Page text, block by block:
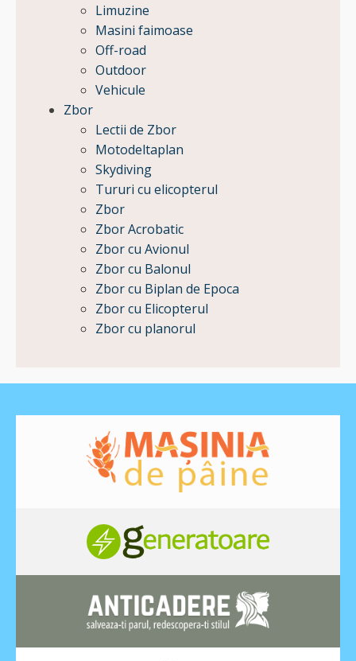
Limuzine
Masini faimoase
Off-road
Outdoor
Vehicule
Zbor
Lectii de Zbor
Motodeltaplan
Skydiving
Tururi cu elicopterul
Zbor
Zbor Acrobatic
Zbor cu Avionul
Zbor cu Balonul
Zbor cu Biplan de Epoca
Zbor cu Elicopterul
Zbor cu planorul